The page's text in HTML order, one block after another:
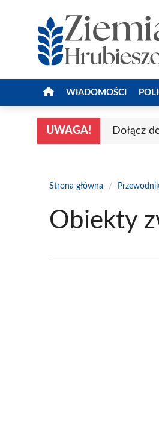
WIADOMOŚCI
UWAGA! Dołącz
Strona główna /
Obiekty